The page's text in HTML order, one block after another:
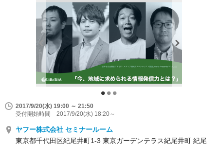
2017/9/20(水) 19:00 ～ 21:50
受付開始時間 2017/9/20(水) 18:20～
ヤフー株式会社 セミナールーム
東京都千代田区紀尾井町1-3 東京ガーデンテラス紀尾井町 紀尾